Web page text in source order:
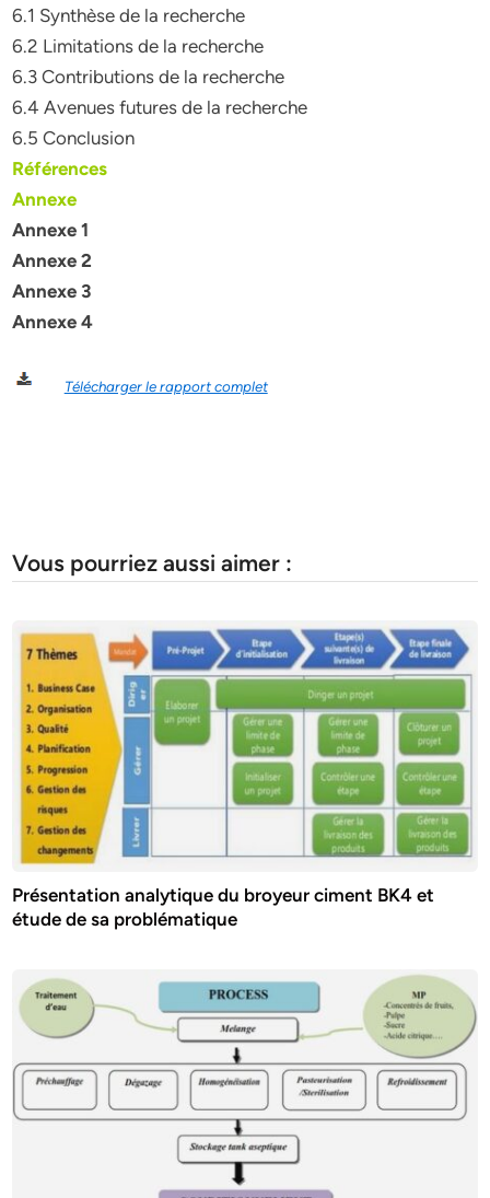
6.1 Synthèse de la recherche
6.2 Limitations de la recherche
6.3 Contributions de la recherche
6.4 Avenues futures de la recherche
6.5 Conclusion
Références
Annexe
Annexe 1
Annexe 2
Annexe 3
Annexe 4
Télécharger le rapport complet
Vous pourriez aussi aimer :
Présentation analytique du broyeur ciment BK4 et
étude de sa problématique